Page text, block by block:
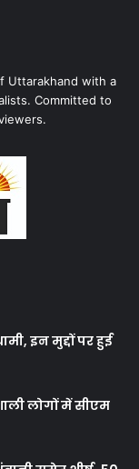
Uttarakhand with a
Committed to
इन मुद्दों पर हुई
लोगों में सीएम